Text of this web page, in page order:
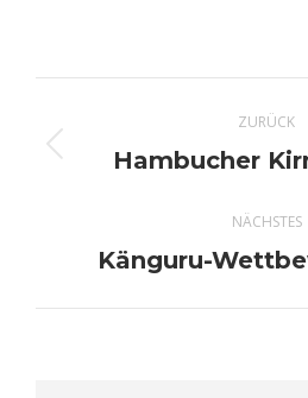
ZURÜCK
Hambucher
NÄCHSTES
Känguru-